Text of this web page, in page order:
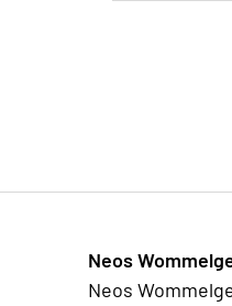
Neos
Neos